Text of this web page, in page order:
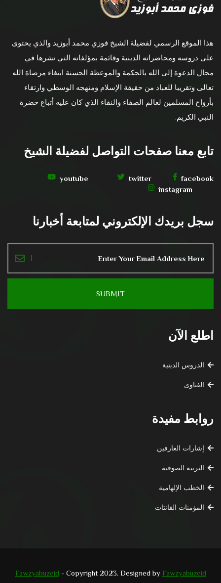
هذا الموقع الرسمي لفضيلة الشيخ فوزي محمد أبوزيد والذي يحتوى
على دروسه ومحاضراته الدينية وقائمة بمؤلفاته التي نشرها في
مجال الدعوة إلى الله بالحكمة والموعظة الحسنة ابتغاء مرضاة الله
تعالى وتقريبا للعباد من حقيقة الإسلام ومنهجه الوسطي وارتقاء
بأرواح المسلمين لعالم الصفاء والنقاء الذي كان عليه أتباع حضرة
النبي الكريم.
تابع معنا صفحات التواصل لفضيلة الشيخ
facebook
twitter
youtube
instagram
سجل بريدك الإلكتروني لمتابعة أخبارنا
اطلع الآن
الدروس الدينية
الفتاوى
روابط مفيدة
إشارات العارفين
التربية الصوفية
الخطب الإلهامية
المؤمنات القانتات
Fawzyabuzeid - Copyright 2023. Designed by Fawzyabuzeid